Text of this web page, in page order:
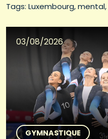
Tags: Luxembourg mental
03/08/2026
GYMNASTIQUE